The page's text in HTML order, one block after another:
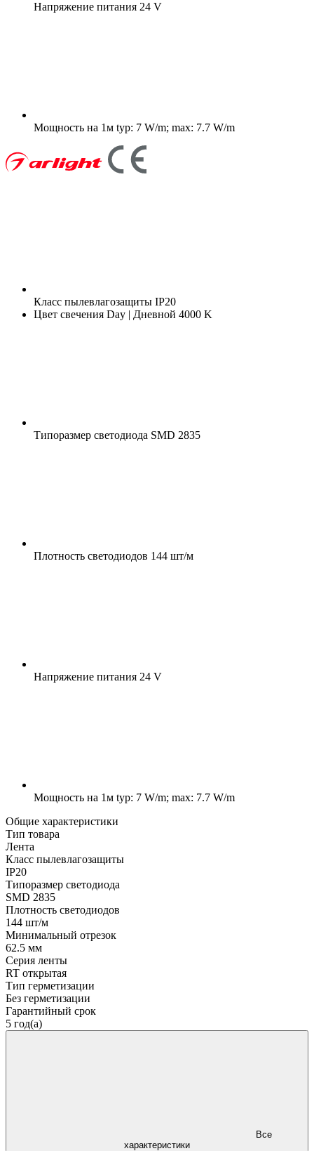
Напряжение питания 24 V
Мощность на 1м typ: 7 W/m; max: 7.7 W/m
Класс пылевлагозащиты IP20
Цвет свечения Day | Дневной 4000 K
Типоразмер светодиода SMD 2835
Плотность светодиодов 144 шт/м
Напряжение питания 24 V
Мощность на 1м typ: 7 W/m; max: 7.7 W/m
Общие характеристики
Тип товара
Лента
Класс пылевлагозащиты
IP20
Типоразмер светодиода
SMD 2835
Плотность светодиодов
144 шт/м
Минимальный отрезок
62.5 мм
Серия ленты
RT открытая
Тип герметизации
Без герметизации
Гарантийный срок
5 год(а)
характеристики